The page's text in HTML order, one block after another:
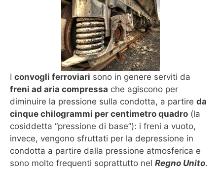
I convogli ferroviari sono in genere serviti da
freni ad aria compressa che agiscono per
diminuire la pressione sulla condotta, a partire da
cinque chilogrammi per centimetro quadro (la
cosiddetta “pressione di base”): i freni a vuoto,
invece, vengono sfruttati per la depressione in
condotta a partire dalla pressione atmosferica e
sono molto frequenti soprattutto nel Regno Unito.